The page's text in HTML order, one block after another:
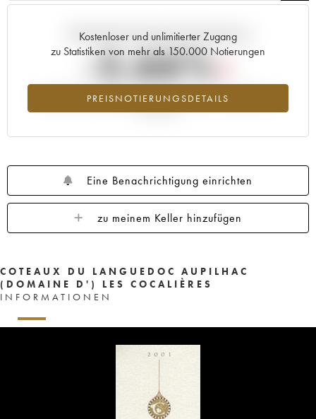
Kostenloser und unlimitierter Zugang
zu Statistiken von mehr als 150.000 Notierungen
PREISNOTIERUNGSDETAILS
Aktuelle Entwicklung der Preisnotierung
-5.66%
Preisabfall des Jahrgangs 2003 im Jahr 2026 im Vergleich zum
Eine Benachrichtigung einrichten
zu meinem Keller hinzufügen
COTEAUX DU LANGUEDOC AUPILHAC
(DOMAINE D') LES COCALIÈRES
INFORMATIONEN